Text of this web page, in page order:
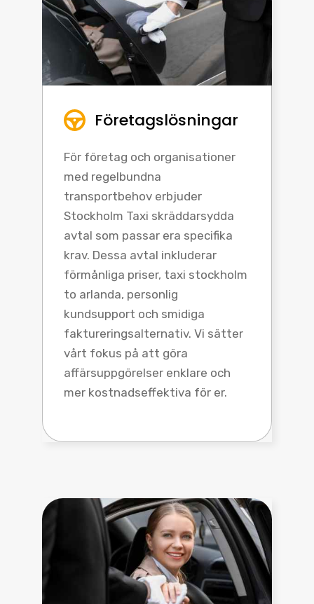
Företagslösningar
För företag och organisationer
med regelbundna
transportbehov erbjuder
Stockholm Taxi skräddarsydda
avtal som passar era specifika
krav. Dessa avtal inkluderar
förmånliga priser, taxi stockholm
to arlanda, personlig
kundsupport och smidiga
faktureringsalternativ. Vi sätter
vårt fokus på att göra
affärsuppgörelser enklare och
mer kostnadseffektiva för er.